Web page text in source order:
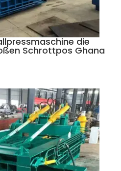
die
Schrottpos Ghana